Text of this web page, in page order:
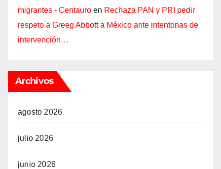
migrantes - Centauro en Rechaza PAN y PRI pedir
respeto a Greeg Abbott a México ante intentonas de
intervención…
Archivos
agosto 2026
julio 2026
junio 2026